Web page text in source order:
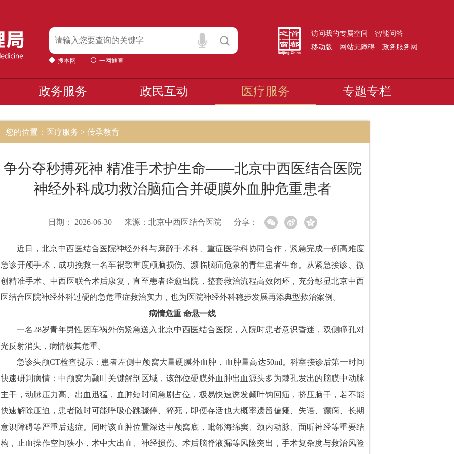
搜本网 一网通查
访问我的专属空间
智能问答
移动版
网站无障碍 政务服务网
政务服务 政民互动 医疗服务 专题专栏
您的位置：医疗服务 > 传承教育
争分夺秒搏死神 精准手术护生命——北京中西医结合医院
神经外科成功救治脑疝合并硬膜外血肿危重患者
日期： 2026-06-30 来源： 北京中西医结合医院 分享：
近日，北京中西医结合医院神经外科与麻醉手术科、重症医学科协同合作，紧急完成一例高难度
急诊开颅手术，成功挽救一名车祸致重度颅脑损伤、濒临脑疝危象的青年患者生命。从紧急接诊、微
创精准手术、中西医联合术后康复，直至患者痊愈出院，整套救治流程高效闭环，充分彰显北京中西
医结合医院神经外科过硬的急危重症救治实力，也为医院神经外科稳步发展再添典型救治案例。
病情危重 命悬一线
一名28岁青年男性因车祸外伤紧急送入北京中西医结合医院，入院时患者意识昏迷，双侧瞳孔对
光反射消失，病情极其危重。
急诊头颅CT检查提示：患者左侧中颅窝大量硬膜外血肿，血肿量高达50ml。科室接诊后第一时间
快速研判病情：中颅窝为颞叶关键解剖区域，该部位硬膜外血肿出血源头多为棘孔发出的脑膜中动脉
主干，动脉压力高、出血迅猛，血肿短时间急剧占位，极易快速诱发颞叶钩回疝，挤压脑干，若不能
快速解除压迫，患者随时可能呼吸心跳骤停、猝死，即便存活也大概率遗留偏瘫、失语、癫痫、长期
意识障碍等严重后遗症。同时该血肿位置深达中颅窝底，毗邻海绵窦、颈内动脉、面听神经等重要结
构，止血操作空间狭小，术中大出血、神经损伤、术后脑脊液漏等风险突出，手术复杂度与救治风险